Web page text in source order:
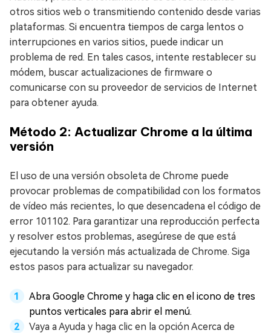
otros sitios web o transmitiendo contenido desde varias
plataformas. Si encuentra tiempos de carga lentos o
interrupciones en varios sitios, puede indicar un
problema de red. En tales casos, intente restablecer su
módem, buscar actualizaciones de firmware o
comunicarse con su proveedor de servicios de Internet
para obtener ayuda.
Método 2: Actualizar Chrome a la última
versión
El uso de una versión obsoleta de Chrome puede
provocar problemas de compatibilidad con los formatos
de vídeo más recientes, lo que desencadena el código de
error 101102. Para garantizar una reproducción perfecta
y resolver estos problemas, asegúrese de que está
ejecutando la versión más actualizada de Chrome. Siga
estos pasos para actualizar su navegador.
Abra Google Chrome y haga clic en el icono de tres
puntos verticales para abrir el menú.
Vaya a Ayuda y haga clic en la opción Acerca de